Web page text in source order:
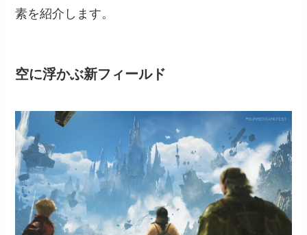
素を紹介します。
空に浮かぶ新フィールド